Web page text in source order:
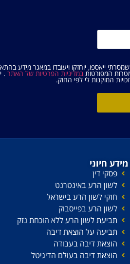
ייאספו, יוחזקו ויעובדו במאגר מידע
במדיניות הפרטיות של האתר .
המוקנות לי לפי החוק.
מידע חיוני
פסקי דין
לשון הרע באינטרנט
חוקי לשון הרע בישראל
לשון הרע בפייסבוק
תביעת לשון הרע ללא הוכחת נזק
תביעה על הוצאת דיבה
הוצאת דיבה בעבודה
הוצאת דיבה בעולם הדיגיטל